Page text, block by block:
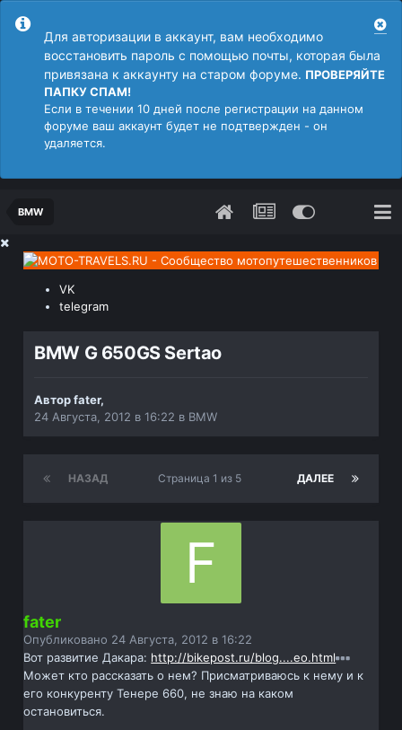
Для авторизации в аккаунт, вам необходимо
восстановить пароль с помощью почты, которая была
привязана к аккаунту на старом форуме. ПРОВЕРЯЙТЕ
ПАПКУ СПАМ!
Если в течении 10 дней после регистрации на данном
форуме ваш аккаунт будет не подтвержден - он
удаляется.
BMW
VK
telegram
BMW G 650GS Sertao
Авторfater,
24 Августа, 2012 в 16:22 в BMW
НАЗАД ДАЛЕЕ
Страница 1 из 5
fater
Опубликовано 24 Августа, 2012 в 16:22
Вот развитие Дакара: http://bikepost.ru/blog....eo.html
Может кто рассказать о нем? Присматриваюсь к нему и к
его конкуренту Тенере 660, не знаю на каком
остановиться.